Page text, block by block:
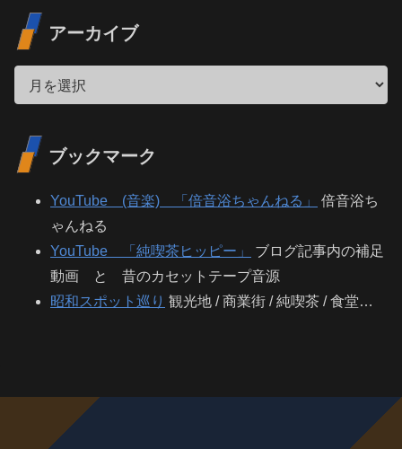
アーカイブ
ブックマーク
YouTube (音楽) 「倍音浴ちゃんねる」
倍音浴ち
ゃんねる
YouTube 「純喫茶ヒッピー」
ブログ記事内の補足
動画 と 昔のカセットテープ音源
昭和スポット巡り 観光地 / 商業街 / 純喫茶 / 食堂…